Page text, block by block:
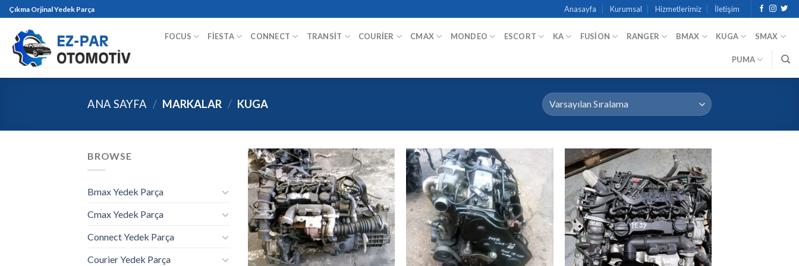
Skip
to
content
Çıkma Orjinal Yedek Parça Anasayfa Kurumsal Hizmetlerimiz İletişim
FOCUS FIESTA CONNECT TRANSIT COURIER CMAX MONDEO ESCORT KA FUSION RANGER BMAX KUGA SMAX
PUMA
ANA SAYFA / MARKALAR / KUGA
BROWSE
Bmax Yedek Parça
Cmax Yedek Parça
Connect Yedek Parça
Courier Yedek Parça